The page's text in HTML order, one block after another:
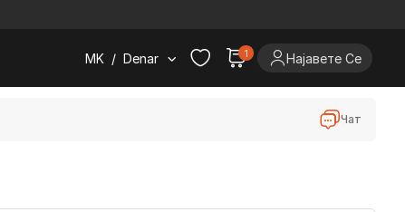
MK / Denar 1 Најавете Се
Чат